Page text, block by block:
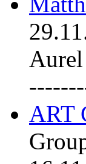
ART